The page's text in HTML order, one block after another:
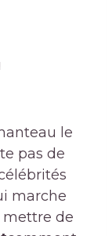
le
pas de
marche
mettre de